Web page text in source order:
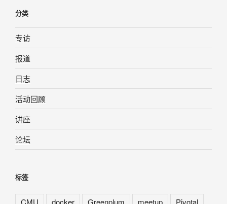
分类
专访
报道
日志
活动回顾
讲座
论坛
标签
CMU docker Greenplum meetup
Pivotal